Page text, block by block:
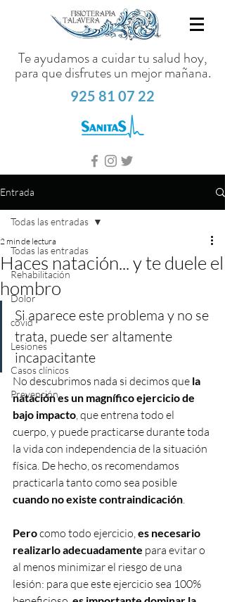
Te ayudamos a cuidar tu salud hoy,
para que disfrutes un mejor mañana.
925 81 07 22
Entrada
Todas las entradas
Rehabilitación
Dolor
covid
Lesiones
Casos clínicos
Prevención
Todas las entradas
Haces natación... y te duele el
hombro
2 min de lectura
Si aparece este problema y no se
trata, puede ser altamente
incapacitante
No descubrimos nada si decimos que la
natación es un magnífico ejercicio de
bajo impacto, que entrena todo el
cuerpo, y puede practicarse durante toda
la vida con independencia de la situación
física. De hecho, os recomendamos
practicarla tanto como sea posible
cuando no existe contraindicación.
Pero como todo ejercicio, es necesario
realizarlo adecuadamente para evitar o
al menos minimizar el riesgo de una
lesión: para que este ejercicio sea 100%